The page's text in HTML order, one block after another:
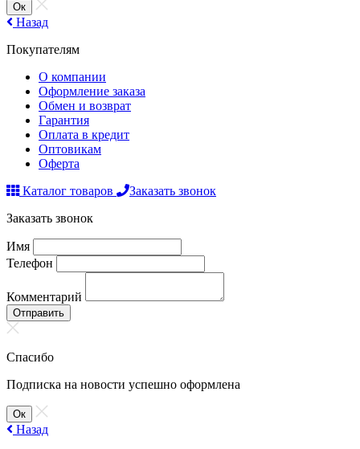
Ок
Назад
Покупателям
О компании
Оформление заказа
Обмен и возврат
Гарантия
Оплата в кредит
Оптовикам
Оферта
Каталог товаров
Заказать звонок
Заказать звонок
Имя
Телефон
Комментарий
Отправить
Спасибо
Подписка на новости успешно оформлена
Ок
Назад